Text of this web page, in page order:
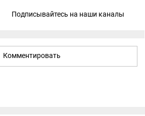
Подписывайтесь на наши каналы
Комментировать